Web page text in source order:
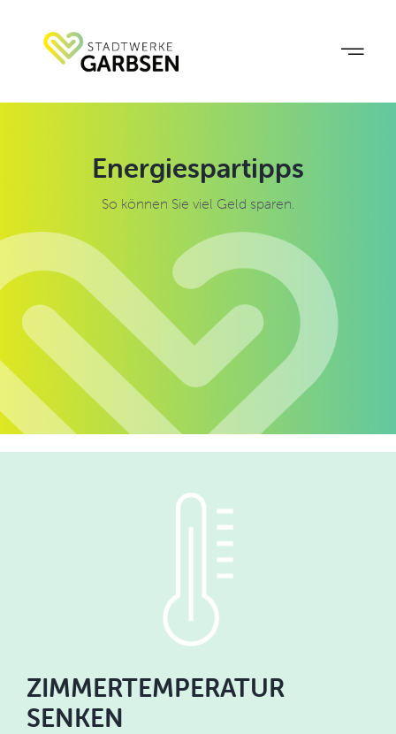
springen
Energiespartipps
So können Sie viel Geld sparen.
ZIMMERTEMPERATUR
SENKEN